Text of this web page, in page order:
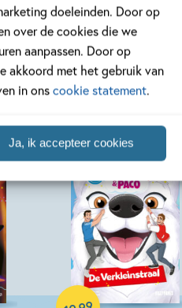
doeleinden. Door op
over de cookies die we
aanpassen. Door op
akkoord met het gebruik van
in onscookie statement.
Ja, ik accepteer cookies